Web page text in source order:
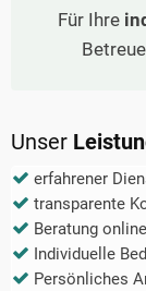
Für Ihre
Unser
erfahrener
transparente
Beratung
Individuelle
Persönliches